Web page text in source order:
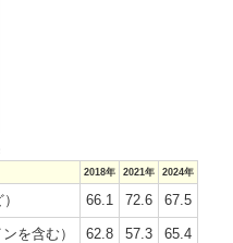
2018年 2021年 2024年
66.1 72.6 67.5
を含む） 62.8 57.3 65.4